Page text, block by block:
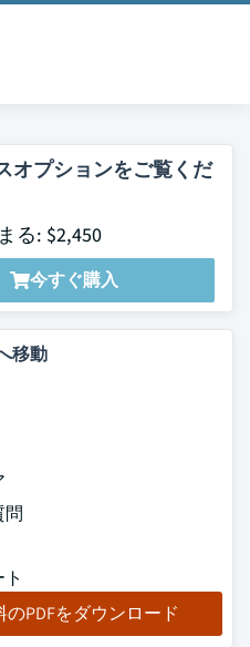
オプションをご覧くだ
る: $2,450
今すぐ購入
移動
問
のPDFをダウンロード